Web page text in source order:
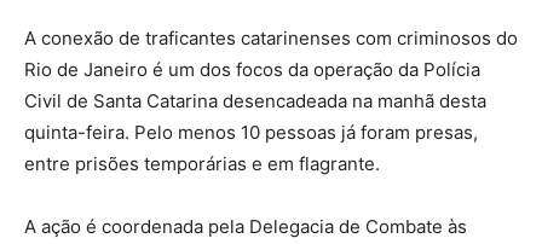
A conexão de traficantes catarinenses com criminosos do
Rio de Janeiro é um dos focos da operação da Polícia
Civil de Santa Catarina desencadeada na manhã desta
quinta-feira. Pelo menos 10 pessoas já foram presas,
entre prisões temporárias e em flagrante.
A ação é coordenada pela Delegacia de Combate às